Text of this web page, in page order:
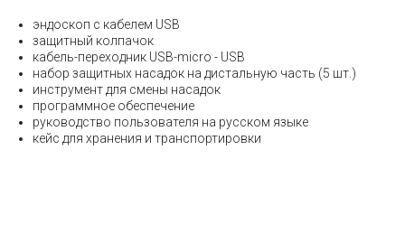
эндоскоп с кабелем USB
защитный колпачок
кабель-переходник USB-micro - USB
набор защитных насадок на дистальную часть (5 шт.)
инструмент для смены насадок
программное обеспечение
руководство пользователя на русском языке
кейс для хранения и транспортировки